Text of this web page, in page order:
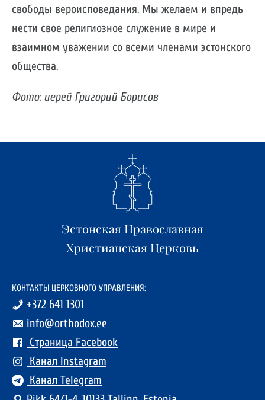
свободы вероисповедания. Мы желаем и впредь
нести свое религиозное служение в мире и
взаимном уважении со всеми членами эстонского
общества.
Фото: иерей Григорий Борисов
Эстонская Православная
Христианская Церковь
КОНТАКТЫ ЦЕРКОВНОГО УПРАВЛЕНИЯ:
+372 641 1301
info@orthodox.ee
Страница Facebook
Канал Instagram
Канал Telegram